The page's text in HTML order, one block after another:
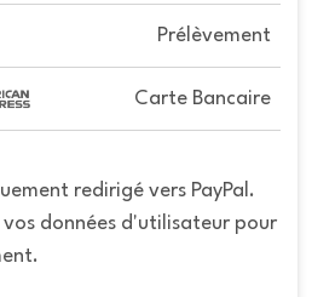
Prélèvement
Carte Bancaire
redirigé vers PayPal.
données d'utilisateur pour